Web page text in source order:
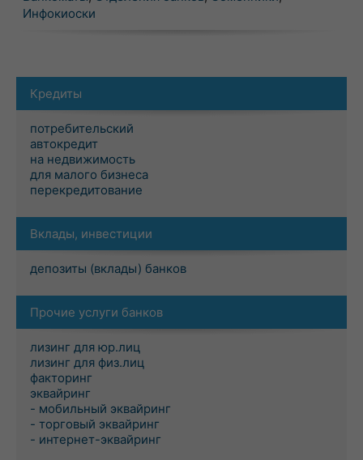
Инфокиоски
Кредиты
потребительский
автокредит
на недвижимость
для малого бизнеса
перекредитование
Вклады, инвестиции
депозиты (вклады) банков
Прочие услуги банков
лизинг для юр.лиц
лизинг для физ.лиц
факторинг
эквайринг
- мобильный эквайринг
- торговый эквайринг
- интернет-эквайринг